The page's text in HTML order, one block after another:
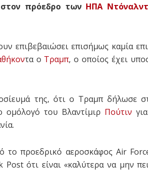
πρόεδρο των ΗΠΑ
επιβεβαιώσει επισήμως καμία
τα ο Τραμπ, ο οποίος έχει
της, ότι ο Τραμπ δήλωσε
του Βλαντίμιρ Πούτιν
το προεδρικό αεροσκάφος Air
ότι είναι «καλύτερα να μην